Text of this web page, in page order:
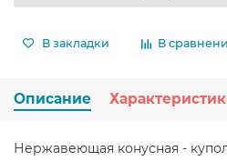
В закладки В
Описание
Нержавеющая конусная -